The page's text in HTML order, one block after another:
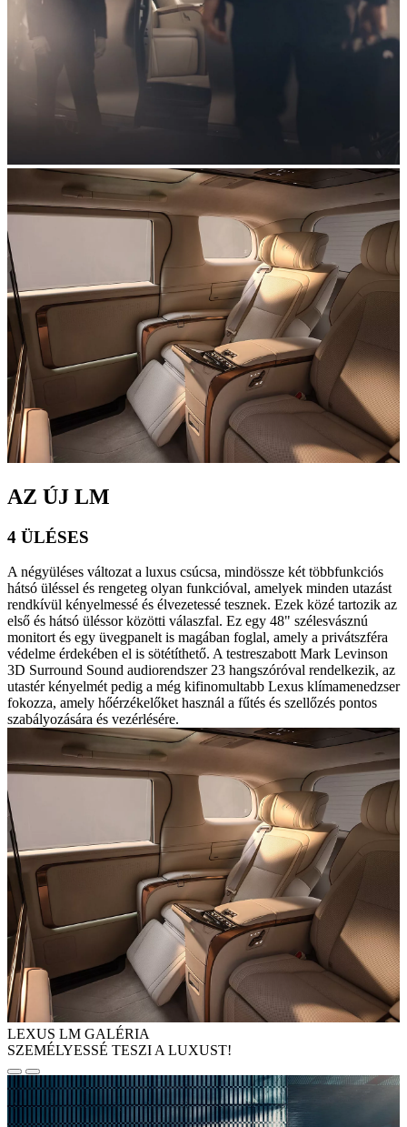
AZ ÚJ LM
4 ÜLÉSES
A négyüléses változat a luxus csúcsa, mindössze két többfunkciós
hátsó üléssel és rengeteg olyan funkcióval, amelyek minden utazást
rendkívül kényelmessé és élvezetessé tesznek. Ezek közé tartozik az
első és hátsó üléssor közötti válaszfal. Ez egy 48" szélesvásznú
monitort és egy üvegpanelt is magában foglal, amely a privátszféra
védelme érdekében el is sötétíthető. A testreszabott Mark Levinson
3D Surround Sound audiorendszer 23 hangszóróval rendelkezik, az
utastér kényelmét pedig a még kifinomultabb Lexus klímamenedzser
fokozza, amely hőérzékelőket használ a fűtés és szellőzés pontos
szabályozására és vezérlésére.
LEXUS LM GALÉRIA
SZEMÉLYESSÉ TESZI A LUXUST!